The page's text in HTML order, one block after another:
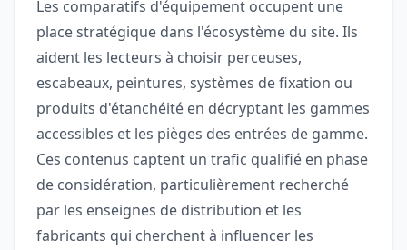
Les comparatifs d'équipement occupent une
place stratégique dans l'écosystème du site. Ils
aident les lecteurs à choisir perceuses,
escabeaux, peintures, systèmes de fixation ou
produits d'étanchéité en décryptant les gammes
accessibles et les pièges des entrées de gamme.
Ces contenus captent un trafic qualifié en phase
de considération, particulièrement recherché
par les enseignes de distribution et les
fabricants qui cherchent à influencer les